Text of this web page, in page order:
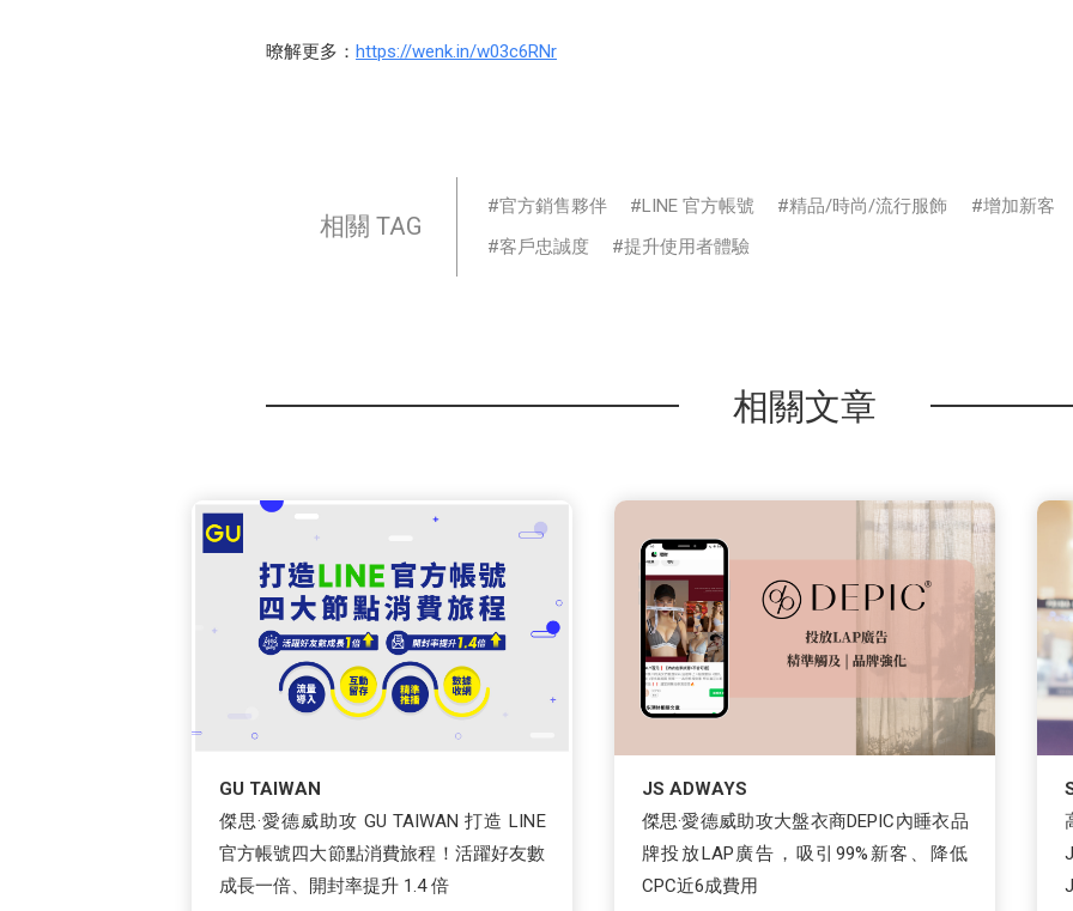
暸解更多： https://wenk.in/w03c6RNr
相關 TAG
官方銷售夥伴 LINE 官方帳號 精品/時尚/流行服飾
增加新客
客戶忠誠度
提升使用者體驗
相關文章
GU TAIWAN
傑思·愛德威助攻 GU TAIWAN 打造 LINE
官方帳號四大節點消費旅程！活躍好友數
成長一倍、開封率提升 1.4 倍
JS ADWAYS
傑思·愛德威助攻大盤衣商DEPIC內睡衣品
牌投放LAP廣告，吸引99%新客、降低
CPC近6成費用